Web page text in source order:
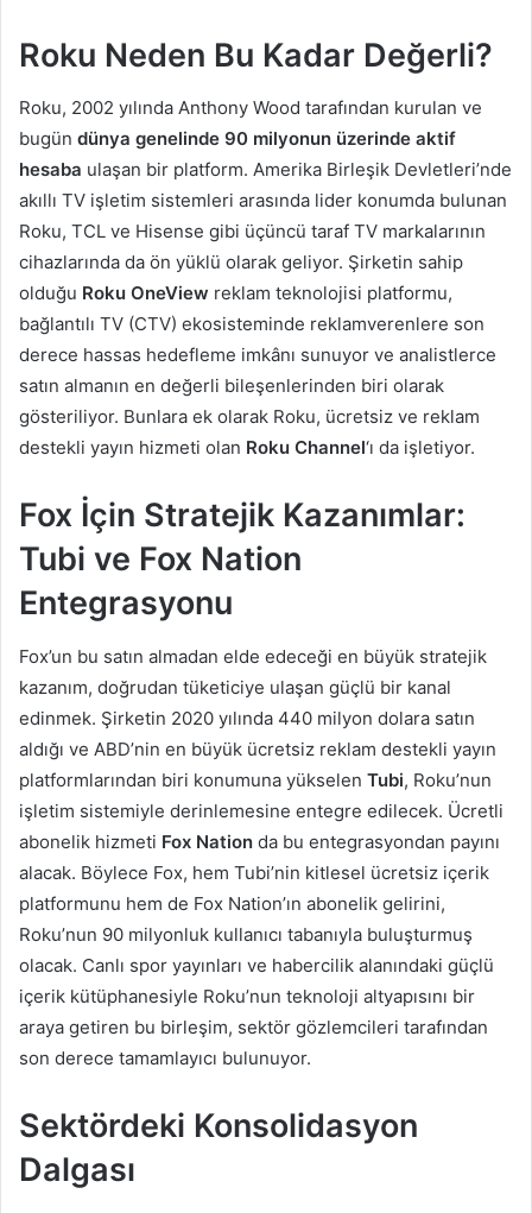
Roku Neden Bu Kadar Değerli?
Roku, 2002 yılında Anthony Wood tarafından kurulan ve
bugün dünya genelinde 90 milyonun üzerinde aktif
hesaba ulaşan bir platform. Amerika Birleşik Devletleri’nde
akıllı TV işletim sistemleri arasında lider konumda bulunan
Roku, TCL ve Hisense gibi üçüncü taraf TV markalarının
cihazlarında da ön yüklü olarak geliyor. Şirketin sahip
olduğu Roku OneView reklam teknolojisi platformu,
bağlantılı TV (CTV) ekosisteminde reklamverenlere son
derece hassas hedefleme imkânı sunuyor ve analistlerce
satın almanın en değerli bileşenlerinden biri olarak
gösteriliyor. Bunlara ek olarak Roku, ücretsiz ve reklam
destekli yayın hizmeti olan Roku Channel‘ı da işletiyor.
Fox İçin Stratejik Kazanımlar:
Tubi ve Fox Nation
Entegrasyonu
Fox’un bu satın almadan elde edeceği en büyük stratejik
kazanım, doğrudan tüketiciye ulaşan güçlü bir kanal
edinmek. Şirketin 2020 yılında 440 milyon dolara satın
aldığı ve ABD’nin en büyük ücretsiz reklam destekli yayın
platformlarından biri konumuna yükselen Tubi, Roku’nun
işletim sistemiyle derinlemesine entegre edilecek. Ücretli
abonelik hizmeti Fox Nation da bu entegrasyondan payını
alacak. Böylece Fox, hem Tubi’nin kitlesel ücretsiz içerik
platformunu hem de Fox Nation’ın abonelik gelirini,
Roku’nun 90 milyonluk kullanıcı tabanıyla buluşturmuş
olacak. Canlı spor yayınları ve habercilik alanındaki güçlü
içerik kütüphanesiyle Roku’nun teknoloji altyapısını bir
araya getiren bu birleşim, sektör gözlemcileri tarafından
son derece tamamlayıcı bulunuyor.
Sektördeki Konsolidasyon
Dalgası